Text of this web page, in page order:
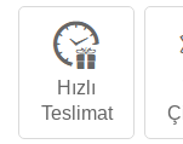
Hızlı
Teslimat